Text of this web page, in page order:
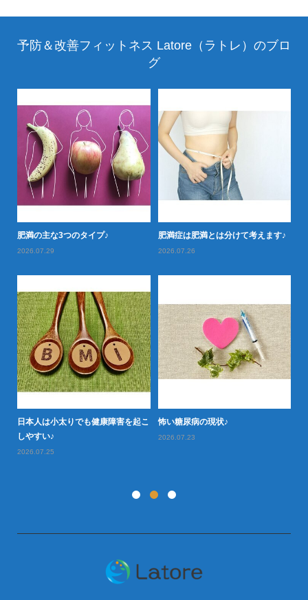
予防＆改善フィットネス Latore（ラトレ）のブロ
グ
肥満の主な3つのタイプ♪
2026.07.29
肥満症は肥満とは分けて考えます♪
2026.07.26
日本人は小太りでも健康障害を起こ
しやすい♪
2026.07.25
怖い糖尿病の現状♪
2026.07.23